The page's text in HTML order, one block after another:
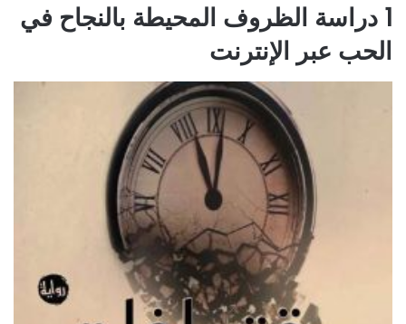
1 دراسة الظروف المحيطة بالنجاح في
الحب عبر الإنترنت